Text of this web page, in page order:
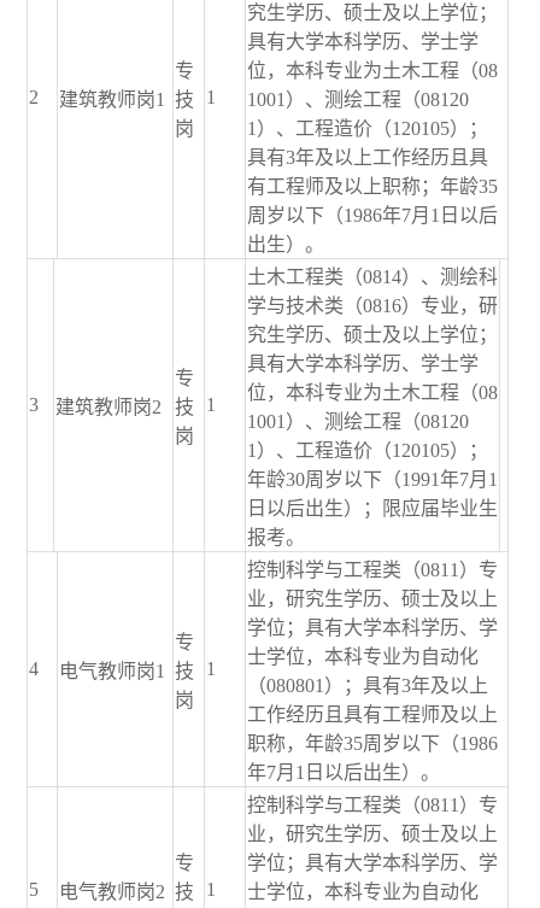
2 建筑教师岗1
专
技
岗
1
究生学历、硕士及以上学位；
具有大学本科学历、学士学
位，本科专业为土木工程（08
1001）、测绘工程（08120
1）、工程造价（120105）；
具有3年及以上工作经历且具
有工程师及以上职称；年龄35
周岁以下（1986年7月1日以后
出生）。
3 建筑教师岗2
专
技
岗
1
土木工程类（0814）、测绘科
学与技术类（0816）专业，研
究生学历、硕士及以上学位；
具有大学本科学历、学士学
位，本科专业为土木工程（08
1001）、测绘工程（08120
1）、工程造价（120105）；
年龄30周岁以下（1991年7月1
日以后出生）；限应届毕业生
报考。
4 电气教师岗1
专
技
岗
1
控制科学与工程类（0811）专
业，研究生学历、硕士及以上
学位；具有大学本科学历、学
士学位，本科专业为自动化
（080801）；具有3年及以上
工作经历且具有工程师及以上
职称，年龄35周岁以下（1986
年7月1日以后出生）。
5 电气教师岗2
专
技
1
控制科学与工程类（0811）专
业，研究生学历、硕士及以上
学位；具有大学本科学历、学
士学位，本科专业为自动化